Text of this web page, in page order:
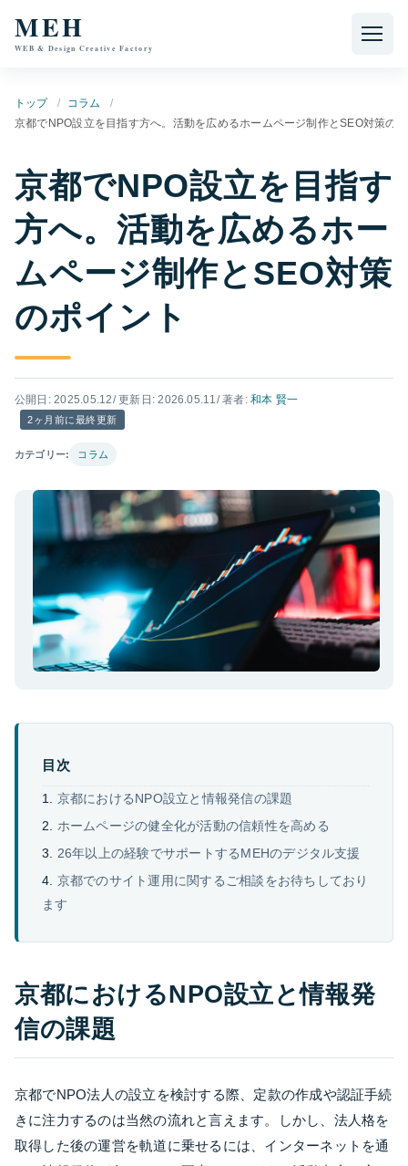
MEH
WEB & Design Creative Factory
トップ
コラム
京都でNPO設立を目指す方へ。活動を広めるホームページ制作とSEO対策の
京都でNPO設立を目指す
方へ。活動を広めるホー
ムページ制作とSEO対策
のポイント
公開日: 2025.05.12/ 更新日: 2026.05.11/ 著者:和本 賢一
2ヶ月前に最終更新
カテゴリー: コラム
目次
京都におけるNPO設立と情報発信の課題
ホームページの健全化が活動の信頼性を高める
26年以上の経験でサポートするMEHのデジタル支援
京都でのサイト運用に関するご相談をお待ちしており
ます
京都におけるNPO設立と情報発
信の課題
京都でNPO法人の設立を検討する際、定款の作成や認証手続
きに注力するのは当然の流れと言えます。しかし、法人格を
取得した後の運営を軌道に乗せるには、インターネットを通